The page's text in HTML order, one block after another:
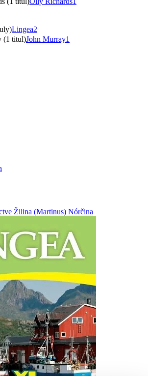
Lingea2
(1 titul)John Murray1
Žilina (Martinus) Nórčina